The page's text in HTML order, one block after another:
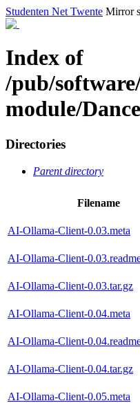
Studenten Net Twente Mirror
Index of
/pub/
module/
Directories
Parent directory
Filename
AI-Ollama-Client-0.03.meta
AI-Ollama-Client-
AI-Ollama-Client-0.03.tar.gz
AI-Ollama-Client-0.04.meta
AI-Ollama-Client-
AI-Ollama-Client-0.04.tar.gz
AI-Ollama-Client-0.05.meta